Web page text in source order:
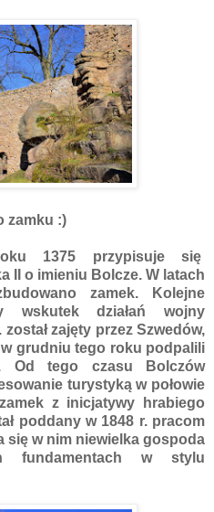
zamku :)
1375 przypisuje się
II o imieniu Bolcze. W latach
zamek. Kolejne
wskutek działań wojny
zajęty przez Szwedów,
grudniu tego roku podpalili
Od tego czasu Bolczów
turystyką w połowie
z inicjatywy hrabiego
poddany w 1848 r. pracom
się w nim niewielka gospoda
fundamentach w stylu